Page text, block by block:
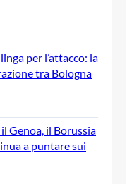
per l’attacco: la
tra Bologna
Genoa, il Borussia
a puntare sui